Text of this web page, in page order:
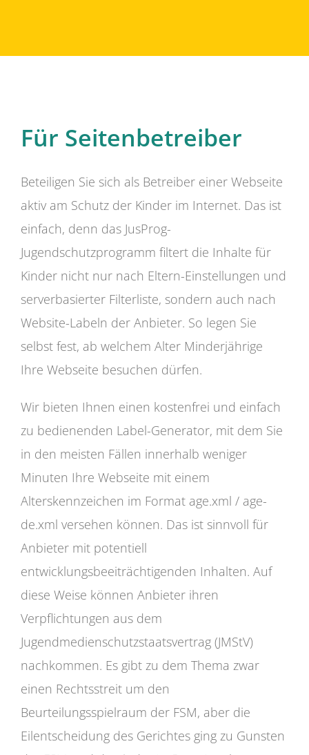
Für Seitenbetreiber
Beteiligen Sie sich als Betreiber einer Webseite
aktiv am Schutz der Kinder im Internet. Das ist
einfach, denn das JusProg-
Jugendschutzprogramm filtert die Inhalte für
Kinder nicht nur nach Eltern-Einstellungen und
serverbasierter Filterliste, sondern auch nach
Website-Labeln der Anbieter. So legen Sie
selbst fest, ab welchem Alter Minderjährige
Ihre Webseite besuchen dürfen.
Wir bieten Ihnen einen kostenfrei und einfach
zu bedienenden Label-Generator, mit dem Sie
in den meisten Fällen innerhalb weniger
Minuten Ihre Webseite mit einem
Alterskennzeichen im Format age.xml / age-
de.xml versehen können. Das ist sinnvoll für
Anbieter mit potentiell
entwicklungsbeeiträchtigenden Inhalten. Auf
diese Weise können Anbieter ihren
Verpflichtungen aus dem
Jugendmedienschutzstaatsvertrag (JMStV)
nachkommen. Es gibt zu dem Thema zwar
einen Rechtsstreit um den
Beurteilungsspielraum der FSM, aber die
Eilentscheidung des Gerichtes ging zu Gunsten